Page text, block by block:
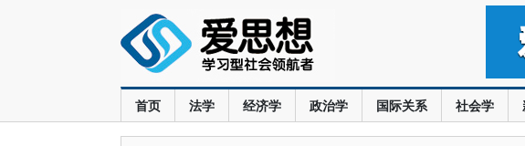
首页 法学 经济学 政治学 国际关系 社会学